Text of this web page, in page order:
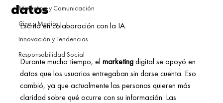
Marketing y Comunicación
Cine y Medios
Innovación y Tendencias
Responsabilidad Social
datos
Escrito en colaboración con la IA.
Durante mucho tiempo, el marketing digital se apoyó en
datos que los usuarios entregaban sin darse cuenta. Eso
cambió, ya que actualmente las personas quieren más
claridad sobre qué ocurre con su información. Las